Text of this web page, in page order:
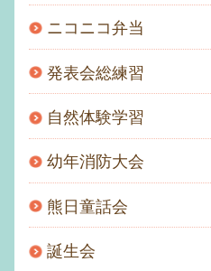
ニコニコ弁当
発表会総練習
自然体験学習
幼年消防大会
熊日童話会
誕生会